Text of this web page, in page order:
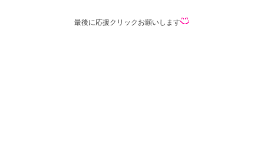
最後に応援クリックお願いします